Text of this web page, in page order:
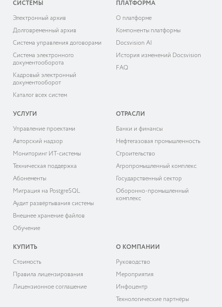
СИСТЕМЫ
Электронный архив
Долговременный архив
Система управления договорами
Система электронного
документооборота
Кадровый электронный
документооборот
Каталог всех систем
ПЛАТФОРМА
О платформе
Компоненты платформы
Docsvision AI
История изменений Docsvision
FAQ
УСЛУГИ
Управление проектами
Авторский надзор
Мониторинг ИТ-системы
Техническая поддержка
Абонементы
Миграция на PostgreSQL
Аудит развёртывания системы
Внешнее хранение файлов
Обучение
ОТРАСЛИ
Банки и финансы
Нефтегазовая промышленность
Строительство
Агропромышленный комплекс
Государственный сектор
Оборонно-промышленный
комплекс
КУПИТЬ
Cтоимость
Правила лицензирования
Лицензионное соглашение
О КОМПАНИИ
Руководство
Мероприятия
Инфоцентр
Технологические партнёры